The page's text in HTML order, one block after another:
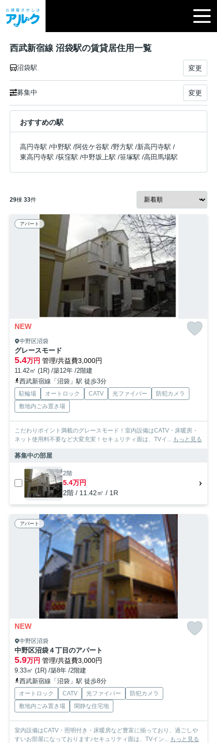
西武新宿線 沼袋駅の賃貸居住用一覧
沼袋駅 変更
募集中 変更
おすすめの駅
高円寺駅 /中野駅 /阿佐ケ谷駅 /野方駅 /新高円寺駅 /
東高円寺駅 /荻窪駅 /中野坂上駅 /笹塚駅 /高田馬場駅
29棟 33件
アパート
NEW
中野区沼袋
グレースモード
5.4万円 管理/共益費3,000円
11.42㎡ (1R) /築12年 /2階建
西武新宿線「沼袋」駅 徒歩3分
駐輪場 オートロック CATV 光ファイバー
防犯カメラ
敷地内ごみ置き場
こだわりポイント満載のグレースモード！室内設備はCATV・床暖房・
ネット使用料不要など大変充実！セキュリティ面は、TVイ...
もっと見る
募集中の部屋
2階
5.4万円
2階 / 11.42㎡ / 1R
アパート
NEW
中野区沼袋
中野区沼袋４丁目のアパート
5.9万円 管理/共益費3,000円
9.33㎡ (1R) /築8年 /2階建
西武新宿線「沼袋」駅 徒歩8分
オートロック CATV 光ファイバー
防犯カメラ
敷地内ごみ置き場
閑静な住宅地
室内設備はCATV・照明付き・床暖房など豊富に揃っており、過ごしや
すいお部屋になっております♪セキュリティ面は、TVイン...
もっと見る